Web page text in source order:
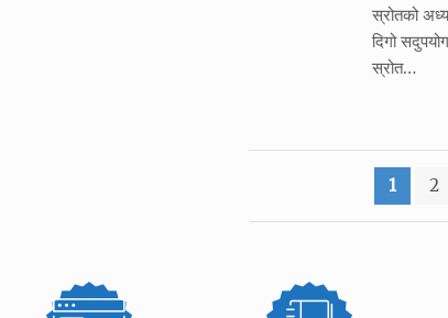
स्रोतको
दिगो
स्रोत…
pagination
1 2